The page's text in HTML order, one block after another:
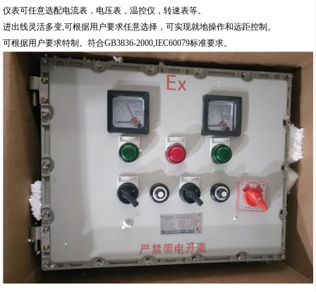
仪表可任意选配电流表，电压表，温控仪，转速表等。
进出线灵活多变,可根据用户要求任意选择，可实现就地操作和远距控制。
可根据用户要求特制。符合GB3836-2000,IEC60079标准要求。